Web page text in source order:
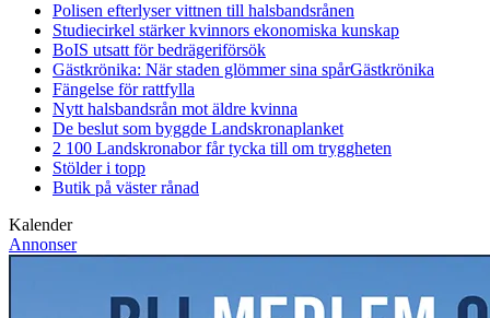
Polisen efterlyser vittnen till halsbandsrånen
Studiecirkel stärker kvinnors ekonomiska kunskap
BoIS utsatt för bedrägeriförsök
Gästkrönika: När staden glömmer sina spårGästkrönika
Fängelse för rattfylla
Nytt halsbandsrån mot äldre kvinna
De beslut som byggde Landskronaplanket
2 100 Landskronabor får tycka till om tryggheten
Stölder i topp
Butik på väster rånad
Kalender
Annonser